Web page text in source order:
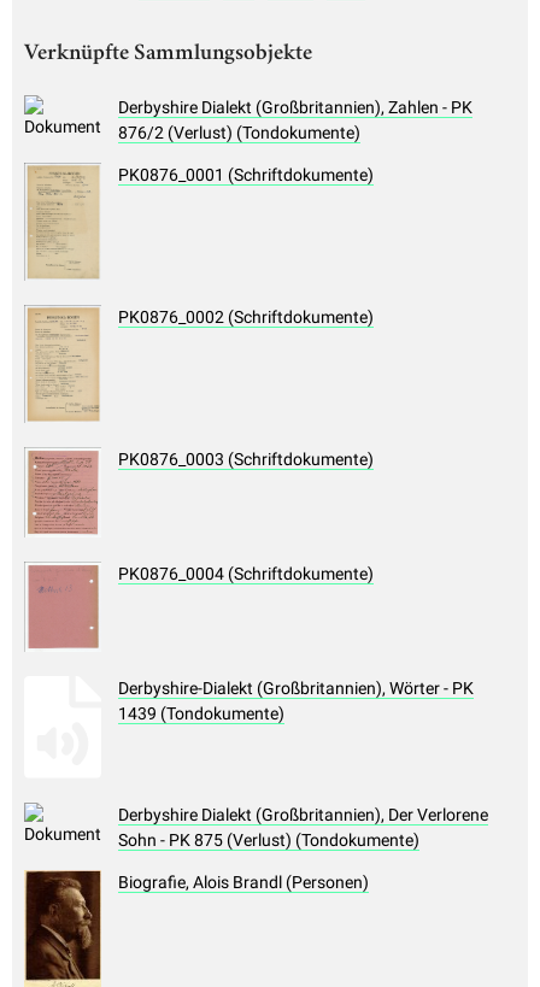
Verknüpfte Sammlungsobjekte
Derbyshire Dialekt (Großbritannien), Zahlen - PK
876/2 (Verlust) (Tondokumente)
PK0876_0001 (Schriftdokumente)
PK0876_0002 (Schriftdokumente)
PK0876_0003 (Schriftdokumente)
PK0876_0004 (Schriftdokumente)
Derbyshire-Dialekt (Großbritannien), Wörter - PK
1439 (Tondokumente)
Derbyshire Dialekt (Großbritannien), Der Verlorene
Sohn - PK 875 (Verlust) (Tondokumente)
Biografie, Alois Brandl (Personen)